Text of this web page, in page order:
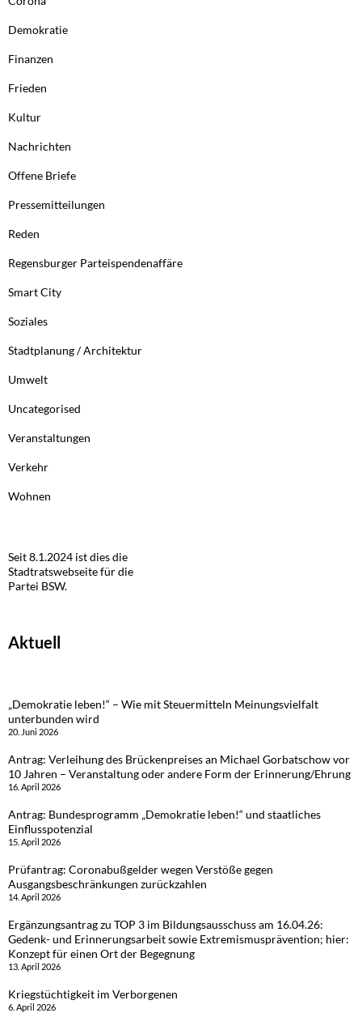
Demokratie
Finanzen
Frieden
Kultur
Nachrichten
Offene Briefe
Pressemitteilungen
Reden
Regensburger Parteispendenaffäre
Smart City
Soziales
Stadtplanung / Architektur
Umwelt
Uncategorised
Veranstaltungen
Verkehr
Wohnen
Seit 8.1.2024 ist dies die
Stadtratswebseite für die
Partei BSW.
Aktuell
„Demokratie leben!“ – Wie mit Steuermitteln Meinungsvielfalt
unterbunden wird
20. Juni 2026
Antrag: Verleihung des Brückenpreises an Michael Gorbatschow vor
10 Jahren – Veranstaltung oder andere Form der Erinnerung/Ehrung
16. April 2026
Antrag: Bundesprogramm „Demokratie leben!“ und staatliches
Einflusspotenzial
15. April 2026
Prüfantrag: Coronabußgelder wegen Verstöße gegen
Ausgangsbeschränkungen zurückzahlen
14. April 2026
Ergänzungsantrag zu TOP 3 im Bildungsausschuss am 16.04.26:
Gedenk- und Erinnerungsarbeit sowie Extremismusprävention; hier:
Konzept für einen Ort der Begegnung
13. April 2026
Kriegstüchtigkeit im Verborgenen
6. April 2026